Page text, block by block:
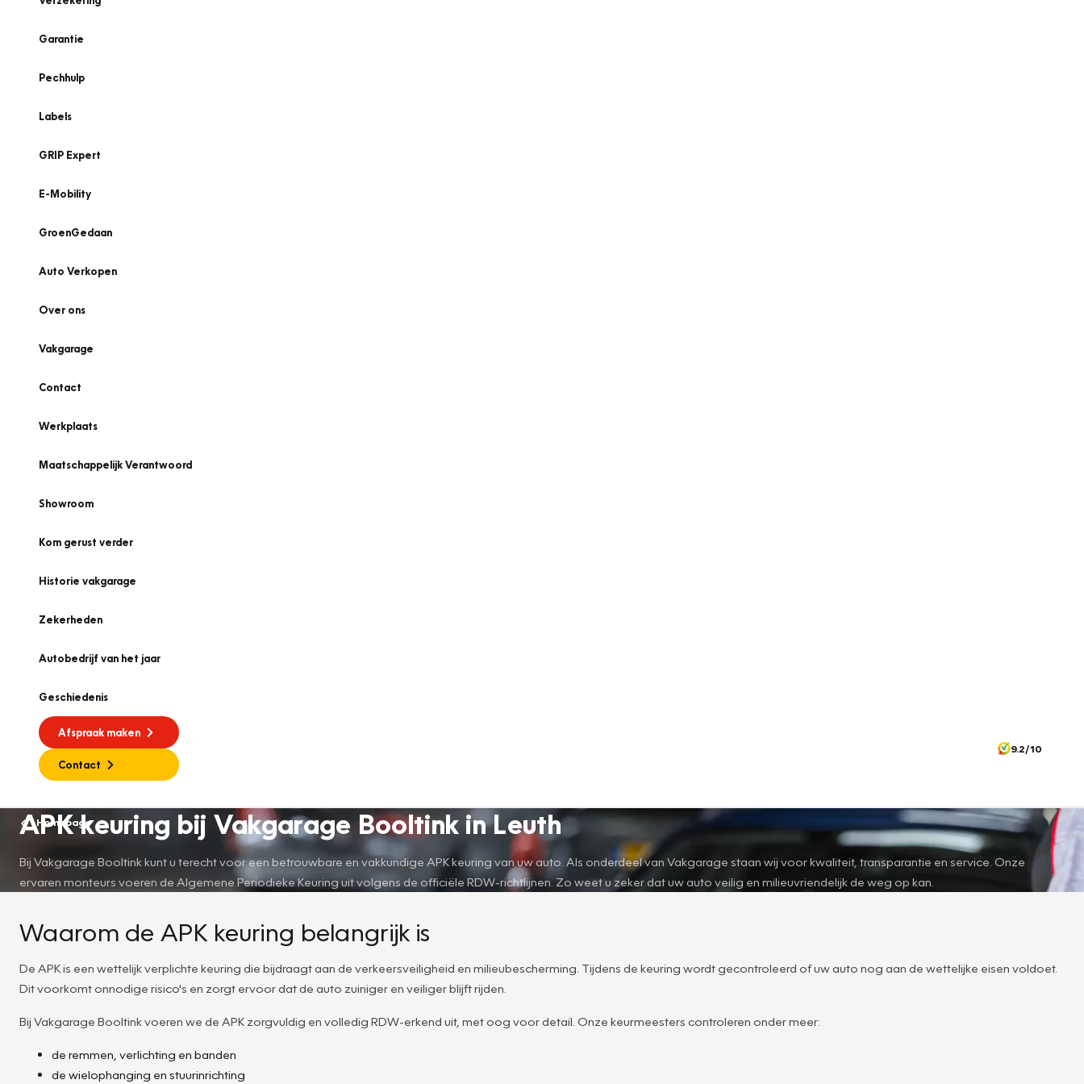
Garantie
Pechhulp
Labels
GRIP Expert
E-Mobility
GroenGedaan
Auto Verkopen
Over ons
Vakgarage
Contact
Werkplaats
Maatschappelijk Verantwoord
Showroom
Kom gerust verder
Historie vakgarage
Zekerheden
Autobedrijf van het jaar
Geschiedenis
Afspraak maken
Contact
9.2/10
Homepage
APK keuring bij Vakgarage Booltink in Leuth
Bij Vakgarage Booltink kunt u terecht voor een betrouwbare en vakkundige APK keuring van uw auto. Als onderdeel van Vakgarage staan wij voor kwaliteit, transparantie en service. Onze
ervaren monteurs voeren de Algemene Periodieke Keuring uit volgens de officiële RDW-richtlijnen. Zo weet u zeker dat uw auto veilig en milieuvriendelijk de weg op kan.
Waarom de APK keuring belangrijk is
De APK is een wettelijk verplichte keuring die bijdraagt aan de verkeersveiligheid en milieubescherming. Tijdens de keuring wordt gecontroleerd of uw auto nog aan de wettelijke eisen voldoet.
Dit voorkomt onnodige risico's en zorgt ervoor dat de auto zuiniger en veiliger blijft rijden.
Bij Vakgarage Booltink voeren we de APK zorgvuldig en volledig RDW-erkend uit, met oog voor detail. Onze keurmeesters controleren onder meer:
de remmen, verlichting en banden
de wielophanging en stuurinrichting